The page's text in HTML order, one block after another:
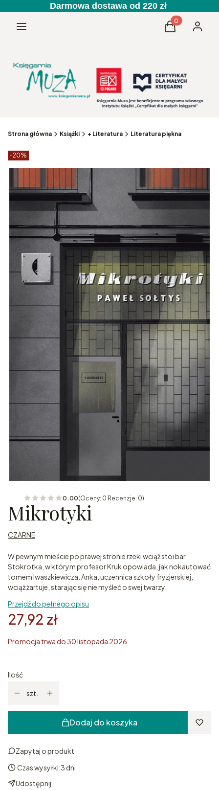
Darmowa dostawa od 220 zł
Menu Produkty w
Koszyk
Strona główna Książki + Literatura Literatura piękna
Etykiety produktu
-20%
0.00(Oceny: 0 Recenzje: 0)
Mikrotyki
CZARNE
W pewnym mieście po prawej stronie rzeki wciąż stoi bar
Stokrotka, w którym profesor Kruk opowiada, jak nokautować
tomem Iwaszkiewicza. Anka, uczennica szkoły fryzjerskiej,
wciąż żartuje, starając się nie myśleć o swej twarzy.
Przejdź do pełnego opisu
27,92 zł
Promocja trwa do 30 listopada 2026
Ilość
szt.
Dodaj do koszyka
Zapytaj o produkt
Czas wysyłki:3 dni
Udostępnij